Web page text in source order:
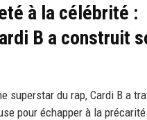
à la célébrité :
B a construit
superstar du rap, Cardi B a
pour échapper à la